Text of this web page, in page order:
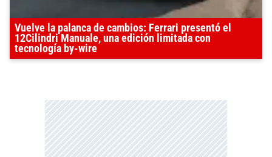
Vuelve la palanca de cambios: Ferrari presentó el
12Cilindri Manuale, una edición limitada con
tecnología by-wire